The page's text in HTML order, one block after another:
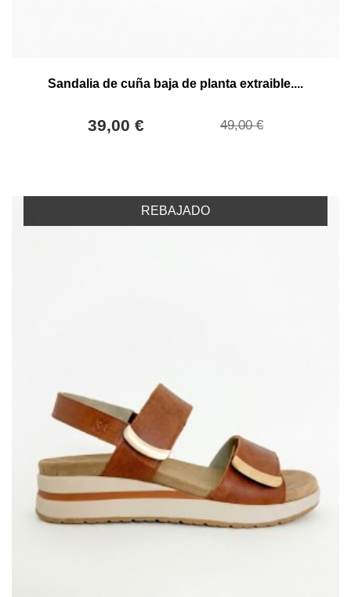
Sandalia de cuña baja de planta extraible....
39,00 € 49,00 €
REBAJADO